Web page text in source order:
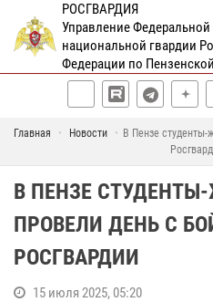
РОСГВАРДИЯ
Управление
национальной гвардии
Федерации по
Главная Новости
В Пензе
В ПЕНЗЕ
ПРОВЕЛИ ДЕНЬ С
РОСГВАРДИИ
15 июля 2025, 05:20